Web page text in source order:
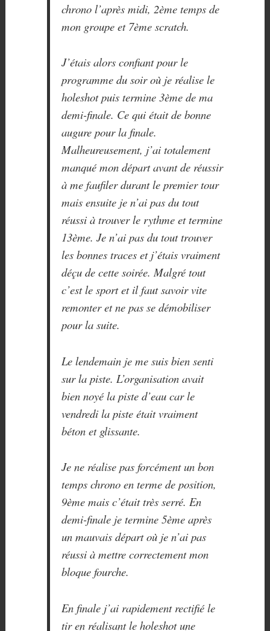
chrono l’après midi, 2ème temps de
mon groupe et 7ème scratch.
J’étais alors confiant pour le
programme du soir où je réalise le
holeshot puis termine 3ème de ma
demi-finale. Ce qui était de bonne
augure pour la finale.
Malheureusement, j’ai totalement
manqué mon départ avant de réussir
à me faufiler durant le premier tour
mais ensuite je n’ai pas du tout
réussi à trouver le rythme et termine
13ème. Je n’ai pas du tout trouver
les bonnes traces et j’étais vraiment
déçu de cette soirée. Malgré tout
c’est le sport et il faut savoir vite
remonter et ne pas se démobiliser
pour la suite.
Le lendemain je me suis bien senti
sur la piste. L’organisation avait
bien noyé la piste d’eau car le
vendredi la piste était vraiment
béton et glissante.
Je ne réalise pas forcément un bon
temps chrono en terme de position,
9ème mais c’était très serré. En
demi-finale je termine 5ème après
un mauvais départ où je n’ai pas
réussi à mettre correctement mon
bloque fourche.
En finale j’ai rapidement rectifié le
tir en réalisant le holeshot une